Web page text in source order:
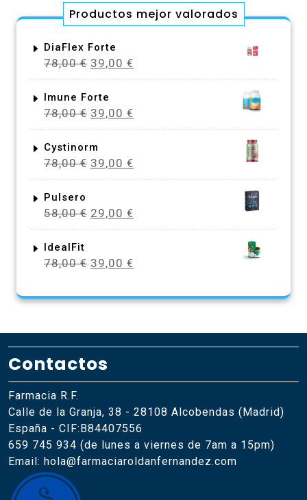
Productos mejor valorados
DiaFlex Forte
78,00€ El
precio
original
era:
78,00 €.
39,00 €
precio
39,00 €.
Imune Forte
78,00€ El
precio
original
era:
78,00 €.
39,00 €
precio
39,00 €.
Cystinorm
78,00€ El
precio
era:
78,00 €.
39,00 €
precio
39,00 €.
Pulsero
58,00€ El
precio
era:
29,00 €
precio
IdealFit
78,00€ El
original
78,00 €.
39,00 €
actual
39,00 €.
Contactos
Farmacia R.F.
Calle de la Granja, 38 - 28108 Alcobendas (Madrid)
España - CIF:B84407556
659 745 934 (de lunes a viernes de 7am a 15pm)
Email: hola@farmaciaroldanfernandez.com